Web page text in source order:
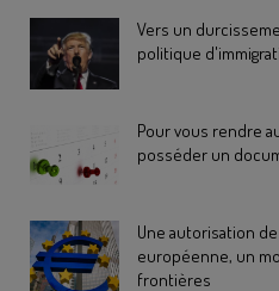
Vers un
politique
Pour vous rendre
posséder un
Une autorisation
européenne, un
frontières